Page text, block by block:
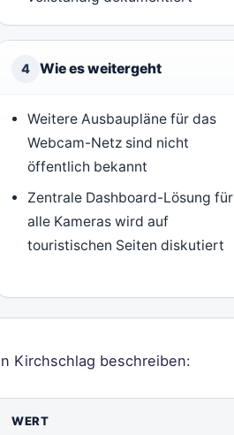
4 Wie es weitergeht
Weitere Ausbaupläne für das
Webcam-Netz sind nicht
öffentlich bekannt
Zentrale Dashboard-Lösung für
alle Kameras wird auf
touristischen Seiten diskutiert
Kirchschlag beschreiben:
WERT